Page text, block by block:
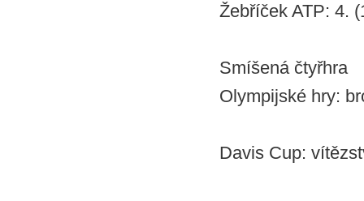
Žebříček ATP: 4.
Smíšená čtyřhra
Olympijské hry:
Davis Cup: